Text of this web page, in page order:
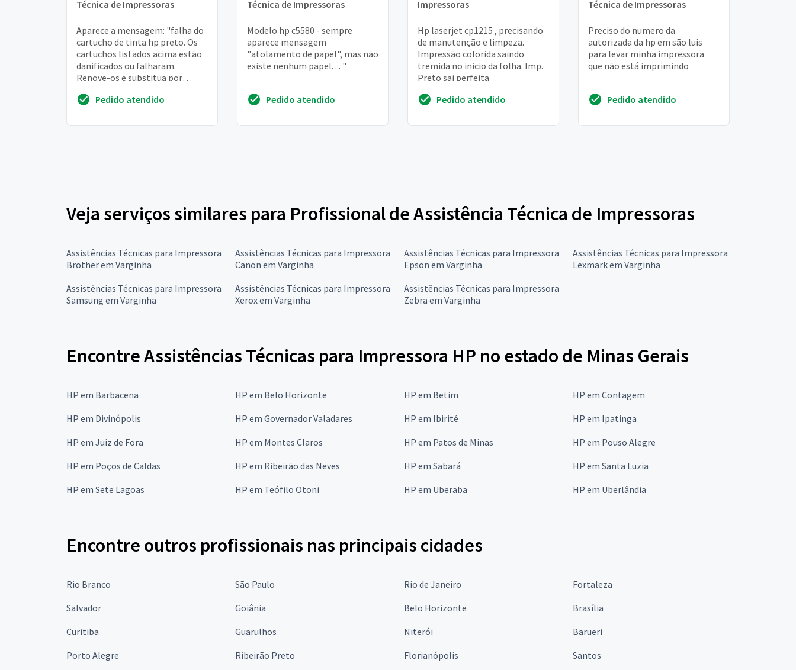
Técnica de Impressoras
Aparece a mensagem: "falha do
cartucho de tinta hp preto. Os
cartuchos listados acima estão
danificados ou falharam.
Renove-os e substitua por
Pedido atendido
Técnica de Impressoras
Modelo hp c5580 - sempre
aparece mensagem
"atolamento de papel", mas não
existe nenhum papel. . . "
Pedido atendido
Impressoras
Hp laserjet cp1215 , precisando
de manutenção e limpeza.
Impressão colorida saindo
tremida no inicio da folha. Imp.
Preto sai perfeita
Pedido atendido
Técnica de Impressoras
Preciso do numero da
autorizada da hp em são luis
para levar minha impressora
que não está imprimindo
Pedido atendido
Veja serviços similares para Profissional de Assistência Técnica de Impressoras
Assistências Técnicas para Impressora
Brother em Varginha
Assistências Técnicas para Impressora
Canon em Varginha
Assistências Técnicas para Impressora
Epson em Varginha
Assistências Técnicas para Impressora
Lexmark em Varginha
Assistências Técnicas para Impressora
Samsung em Varginha
Assistências Técnicas para Impressora
Xerox em Varginha
Assistências Técnicas para Impressora
Zebra em Varginha
Encontre Assistências Técnicas para Impressora HP no estado de Minas Gerais
HP em Barbacena HP em Belo Horizonte HP em Betim
HP em Contagem
HP em Divinópolis
HP em Governador Valadares HP em Ibirité
HP em Ipatinga
HP em Juiz de Fora
HP em Montes Claros HP em Patos de Minas
HP em Pouso Alegre
HP em Poços de Caldas
HP em Ribeirão das Neves HP em Sabará
HP em Santa Luzia
HP em Sete Lagoas
HP em Teófilo Otoni HP em Uberaba HP em Uberlândia
Encontre outros profissionais nas principais cidades
Rio Branco São Paulo Rio de Janeiro
Fortaleza
Salvador
Goiânia Belo Horizonte
Brasília
Curitiba
Guarulhos Niterói
Barueri
Porto Alegre
Ribeirão Preto Florianópolis Santos